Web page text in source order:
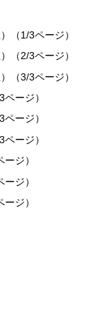
1/3ページ）
2/3ページ）
3/3ページ）
ージ）
ージ）
ージ）
ジ）
ジ）
ジ）